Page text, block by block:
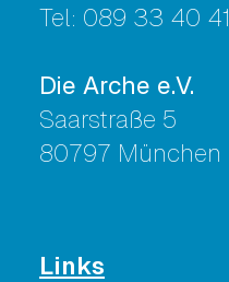
Tel: 089 33 40 41
Die Arche e.V.
Saarstraße 5
80797 München
Links